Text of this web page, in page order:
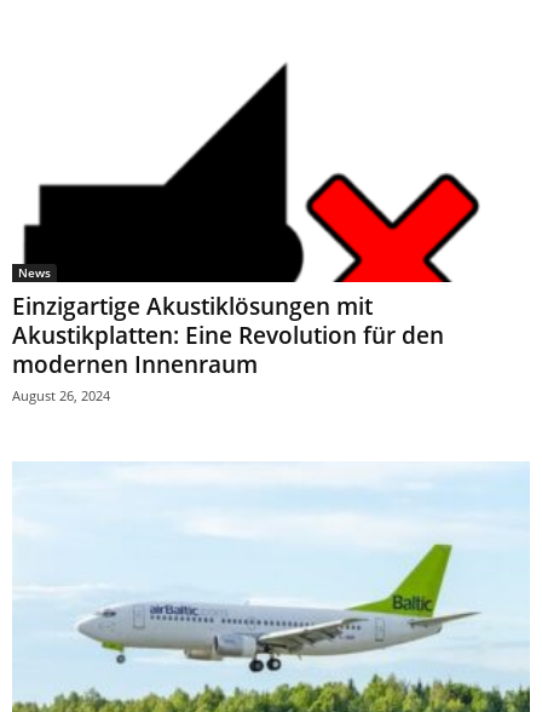
News
Einzigartige Akustiklösungen mit
Akustikplatten: Eine Revolution für den
modernen Innenraum
August 26, 2024